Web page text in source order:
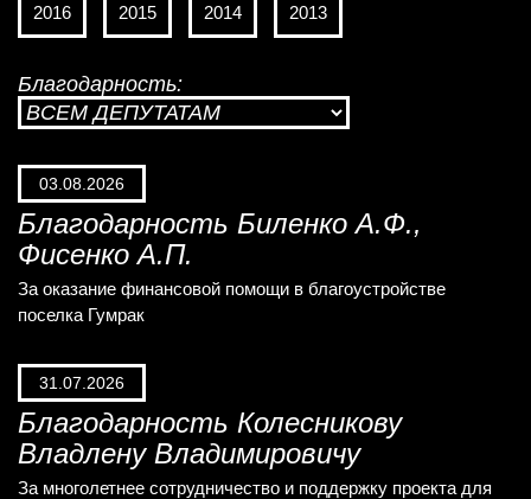
2016 2015 2014 2013
Благодарность:
03.08.2026
Благодарность Биленко А.Ф.,
Фисенко А.П.
За оказание финансовой помощи в благоустройстве
поселка Гумрак
31.07.2026
Благодарность Колесникову
Владлену Владимировичу
За многолетнее сотрудничество и поддержку проекта для